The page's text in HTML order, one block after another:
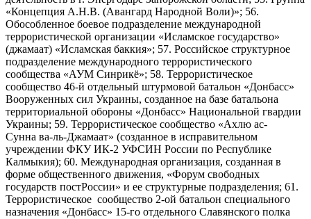
«Концепция А.Н.В. (Авангард Народной Воли)»; 56.
Обособленное боевое подразделение международной
террористической организации «Исламское государство»
(джамаат) «Исламская баккия»; 57. Российское структурное
подразделение международного террористического
сообщества «АУМ Синрикё»; 58. Террористическое
сообщество 46-й отдельный штурмовой батальон «Донбасс»
Вооруженных сил Украины, созданное на базе батальона
территориальной обороны «Донбасс» Национальной гвардии
Украины; 59. Террористическое сообщество «Ахлю ас-
Сунна ва-ль-Джамаат» (созданное в исправительном
учреждении ФКУ ИК-2 УФСИН России по Республике
Калмыкия); 60. Международная организация, созданная в
форме общественного движения, «Форум свободных
государств постРоссии» и ее структурные подразделения; 61.
Террористическое сообщество 2-ой батальон специального
назначения «Донбасс» 15-го отдельного Славянского полка